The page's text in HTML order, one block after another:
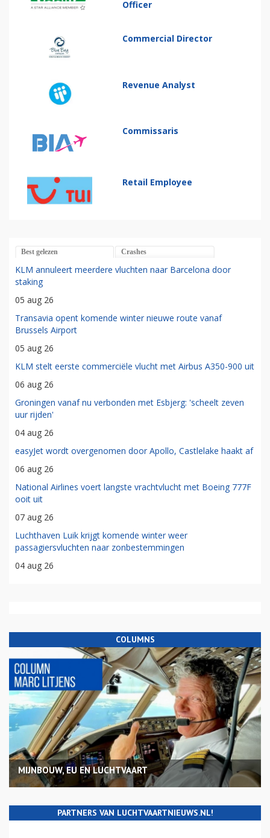
Officer
Commercial Director
Revenue Analyst
Commissaris
Retail Employee
Best gelezen Crashes
KLM annuleert meerdere vluchten naar Barcelona door
staking
05 aug 26
Transavia opent komende winter nieuwe route vanaf
Brussels Airport
05 aug 26
KLM stelt eerste commerciële vlucht met Airbus A350-900 uit
06 aug 26
Groningen vanaf nu verbonden met Esbjerg: 'scheelt zeven
uur rijden'
04 aug 26
easyJet wordt overgenomen door Apollo, Castlelake haakt af
06 aug 26
National Airlines voert langste vrachtvlucht met Boeing 777F
ooit uit
07 aug 26
Luchthaven Luik krijgt komende winter weer
passagiersvluchten naar zonbestemmingen
04 aug 26
COLUMNS
MIJNBOUW, EU EN LUCHTVAART
PARTNERS VAN LUCHTVAARTNIEUWS.NL!